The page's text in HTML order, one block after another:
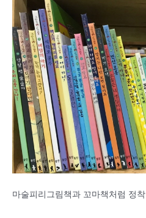
마술피리그림책과 꼬마책처럼 정착